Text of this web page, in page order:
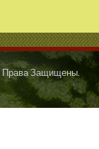
Права Защищены.